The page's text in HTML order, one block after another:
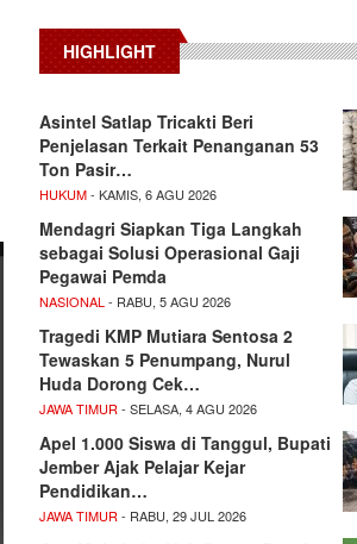
HIGHLIGHT
Asintel Satlap Tricakti Beri
Penjelasan Terkait Penanganan 53
Ton Pasir…
HUKUM- KAMIS, 6 AGU 2026
Mendagri Siapkan Tiga Langkah
sebagai Solusi Operasional Gaji
Pegawai Pemda
NASIONAL - RABU, 5 AGU 2026
Tragedi KMP Mutiara Sentosa 2
Tewaskan 5 Penumpang, Nurul
Huda Dorong Cek…
JAWA TIMUR - SELASA, 4 AGU 2026
Apel 1.000 Siswa di Tanggul, Bupati
Jember Ajak Pelajar Kejar
Pendidikan…
JAWA TIMUR - RABU, 29 JUL 2026